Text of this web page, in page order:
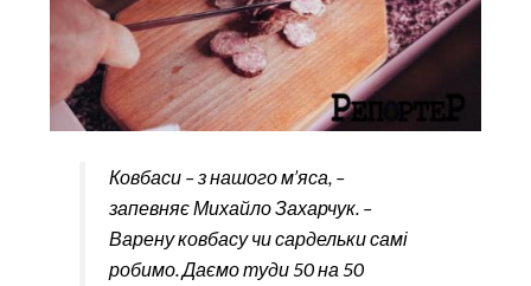
Ковбаси – з нашого м’яса, –
запевняє Михайло Захарчук. –
Варену ковбасу чи сардельки самі
робимо. Даємо туди 50 на 50